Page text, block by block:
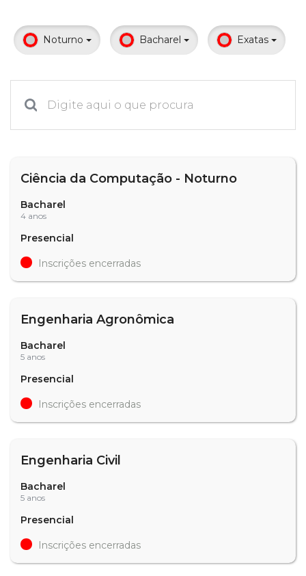
Desconto de pontualidade
Calendário acadêmico
Noturno Bacharel Exatas
Ciência da Computação - Noturno
Bacharel
4 anos
Presencial
Inscrições encerradas
Engenharia Agronômica
Bacharel
5 anos
Presencial
Inscrições encerradas
Engenharia Civil
Bacharel
5 anos
Presencial
Inscrições encerradas